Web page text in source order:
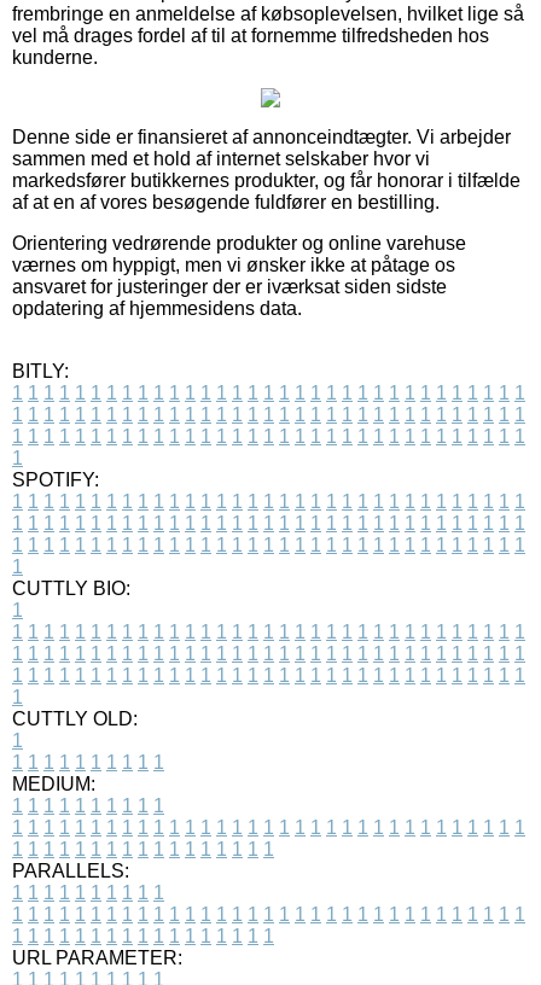
frembringe en anmeldelse af købsoplevelsen, hvilket lige så
vel må drages fordel af til at fornemme tilfredsheden hos
kunderne.
Denne side er finansieret af annonceindtægter. Vi arbejder
sammen med et hold af internet selskaber hvor vi
markedsfører butikkernes produkter, og får honorar i tilfælde
af at en af vores besøgende fuldfører en bestilling.
Orientering vedrørende produkter og online varehuse
værnes om hyppigt, men vi ønsker ikke at påtage os
ansvaret for justeringer der er iværksat siden sidste
opdatering af hjemmesidens data.
BITLY:
1 1 1 1 1 1 1 1 1 1 1 1 1 1 1 1 1 1 1 1 1 1 1 1 1 1 1 1 1 1 1 1 1
1 1 1 1 1 1 1 1 1 1 1 1 1 1 1 1 1 1 1 1 1 1 1 1 1 1 1 1 1 1 1 1 1
1 1 1 1 1 1 1 1 1 1 1 1 1 1 1 1 1 1 1 1 1 1 1 1 1 1 1 1 1 1 1 1 1
1
SPOTIFY:
1 1 1 1 1 1 1 1 1 1 1 1 1 1 1 1 1 1 1 1 1 1 1 1 1 1 1 1 1 1 1 1 1
1 1 1 1 1 1 1 1 1 1 1 1 1 1 1 1 1 1 1 1 1 1 1 1 1 1 1 1 1 1 1 1 1
1 1 1 1 1 1 1 1 1 1 1 1 1 1 1 1 1 1 1 1 1 1 1 1 1 1 1 1 1 1 1 1 1
1
CUTTLY BIO:
1
1 1 1 1 1 1 1 1 1 1 1 1 1 1 1 1 1 1 1 1 1 1 1 1 1 1 1 1 1 1 1 1 1
1 1 1 1 1 1 1 1 1 1 1 1 1 1 1 1 1 1 1 1 1 1 1 1 1 1 1 1 1 1 1 1 1
1 1 1 1 1 1 1 1 1 1 1 1 1 1 1 1 1 1 1 1 1 1 1 1 1 1 1 1 1 1 1 1 1
1
CUTTLY OLD:
1
1 1 1 1 1 1 1 1 1 1
MEDIUM:
1 1 1 1 1 1 1 1 1 1
1 1 1 1 1 1 1 1 1 1 1 1 1 1 1 1 1 1 1 1 1 1 1 1 1 1 1 1 1 1 1 1 1
1 1 1 1 1 1 1 1 1 1 1 1 1 1 1 1 1
PARALLELS:
1 1 1 1 1 1 1 1 1 1
1 1 1 1 1 1 1 1 1 1 1 1 1 1 1 1 1 1 1 1 1 1 1 1 1 1 1 1 1 1 1 1 1
1 1 1 1 1 1 1 1 1 1 1 1 1 1 1 1 1
URL PARAMETER:
1 1 1 1 1 1 1 1 1 1